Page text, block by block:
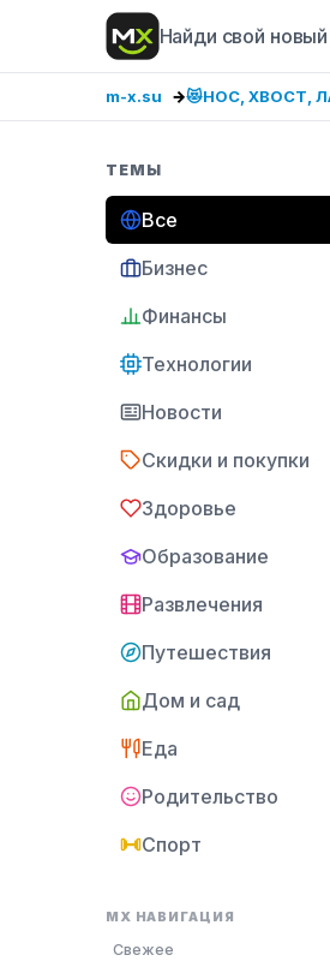
Найди свой
m-x.su 😻НОС, ХВОСТ,
ТЕМЫ
Все
Бизнес
Финансы
Технологии
Новости
Скидки и покупки
Здоровье
Образование
Развлечения
Путешествия
Дом и сад
Еда
Родительство
Спорт
MX НАВИГАЦИЯ
Свежее